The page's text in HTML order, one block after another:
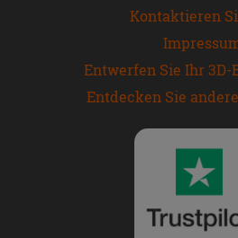
Kontaktieren
Entwerfen Sie Ihr 3D-
Entdecken Sie